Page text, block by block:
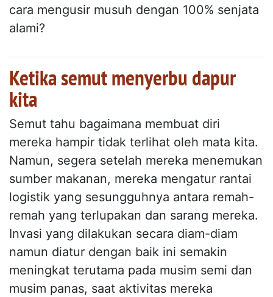
cara mengusir musuh dengan 100% senjata
alami?
Ketika semut menyerbu dapur
kita
Semut tahu bagaimana membuat diri
mereka hampir tidak terlihat oleh mata kita.
Namun, segera setelah mereka menemukan
sumber makanan, mereka mengatur rantai
logistik yang sesungguhnya antara remah-
remah yang terlupakan dan sarang mereka.
Invasi yang dilakukan secara diam-diam
namun diatur dengan baik ini semakin
meningkat terutama pada musim semi dan
musim panas, saat aktivitas mereka